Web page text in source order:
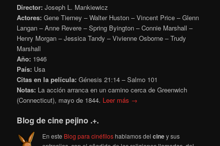
Director:Joseph L. Mankiewicz
Actores: Gene Tierney – Walter Huston – Vincent Price – Glenn
Langan – Anne Revere – Spring Byington – Connie Marshall –
Henry Morgan – Jessica Tandy – Vivienne Osborne – Trudy
Marshall
Año: 1946
País: Usa
Citas en la película:Génesis 21:14 – Salmo 101
Notas: La acción arranca en un camino cerca de Greenwich
(Connecticut), mayo de 1844. Leer más →
Blog de cine pejino .+.
En este Blog para cinéfiloshablamos delciney sus